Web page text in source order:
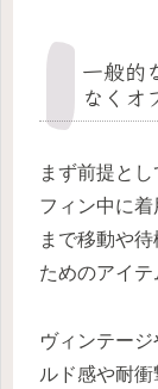
一般的
なくオ
まず前提と
フィン中に着
まで移動や
ためのアイテ
ヴィンテー
ルド感や耐